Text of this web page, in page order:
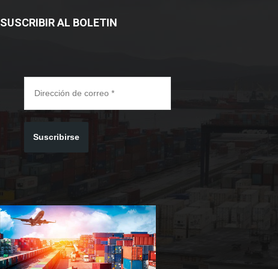
SUSCRIBIR AL BOLETIN
Suscribirse